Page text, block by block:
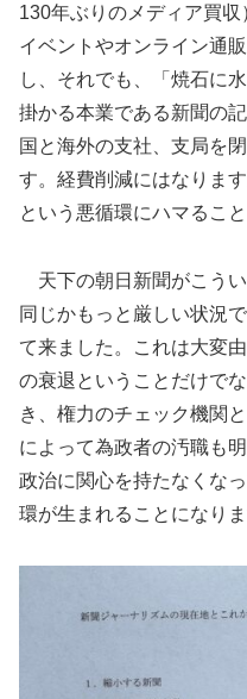
130年ぶりのメディア買
イベントやオンライン通
し、それでも、「焼石に
掛かる本業である新聞の
国と海外の支社、支局を
す。経費削減にはなりま
という悪循環にハマること
天下の朝日新聞がこう
同じかもっと厳しい状況
て来ました。これは大変
の衰退ということだけで
き、権力のチェック機関
によって為政者の汚職も
政治に関心を持たなくな
環が生まれることになりま